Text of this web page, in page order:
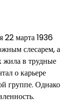
22 марта 1936
слесарем, а
жила в трудные
о карьере
группе. Однако